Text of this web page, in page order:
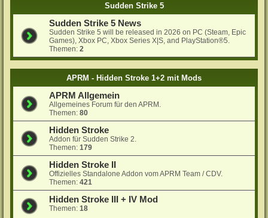
Sudden Strike 5
Sudden Strike 5 News
Sudden Strike 5 will be released in 2026 on PC (Steam, Epic
Games), Xbox PC, Xbox Series X|S, and PlayStation®5.
Themen:2
APRM - Hidden Stroke 1+2 mit Mods
APRM Allgemein
Allgemeines Forum für den APRM.
Themen:80
Hidden Stroke
Addon für Sudden Strike 2.
Themen:179
Hidden Stroke II
Offizielles Standalone Addon vom APRM Team / CDV.
Themen:421
Hidden Stroke III + IV Mod
Themen:18